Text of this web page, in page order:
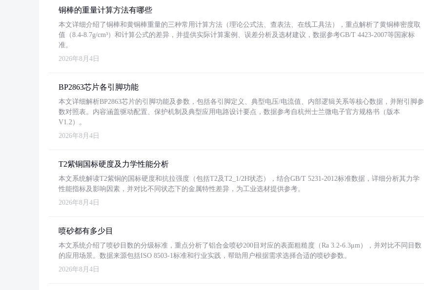
铜棒的重量计算方法有哪些
本文详细介绍了铜棒和黄铜棒重量的三种常用计算方法（理论公式法、查表法、在线工具法），重点解析了黄铜棒密度取
值（8.4-8.7g/cm³）和计算公式的差异，并提供实际计算案例、误差分析及选材建议，数据参考GB/T 4423-2007等国家标
准。
2026年8月4日
BP2863芯片各引脚功能
本文详细解析BP2863芯片的引脚功能及参数，包括各引脚定义、典型电压/电流值、内部逻辑关系等核心数据，并附引脚参
数对照表。内容涵盖驱动配置、保护机制及典型应用电路设计要点，数据参考自杭州士兰微电子官方规格书（版本
V1.2）。
2026年8月4日
T2紫铜国标硬度及力学性能分析
本文系统解读T2紫铜的国标硬度和抗拉强度（包括T2及T2_1/2H状态），结合GB/T 5231-2012标准数据，详细分析其力学
性能指标及影响因素，并对比不同状态下的金属特性差异，为工业选材提供参考。
2026年8月4日
喷砂都有多少目
本文系统介绍了喷砂目数的分级标准，重点分析了铝合金喷砂200目对应的表面粗糙度（Ra 3.2-6.3μm），并对比不同目数
的应用场景。数据来源包括ISO 8503-1标准和行业实践，帮助用户根据需求选择合适的喷砂参数。
2026年8月4日